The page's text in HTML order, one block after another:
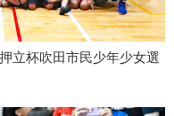
立杯吹田市民少年少女選